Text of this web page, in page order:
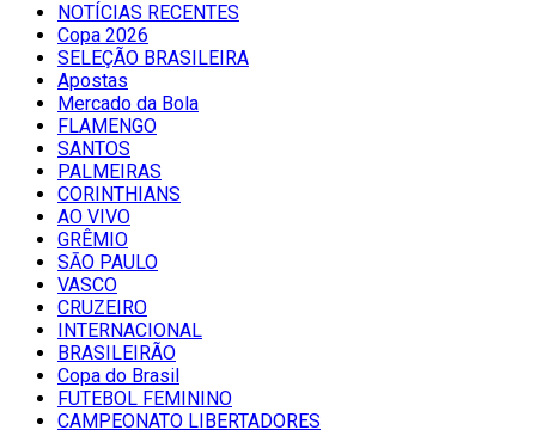
NOTÍCIAS RECENTES
Copa 2026
SELEÇÃO BRASILEIRA
Apostas
Mercado da Bola
FLAMENGO
SANTOS
PALMEIRAS
CORINTHIANS
AO VIVO
GRÊMIO
SĀO PAULO
VASCO
CRUZEIRO
INTERNACIONAL
BRASILEIRÃO
Copa do Brasil
FUTEBOL FEMININO
CAMPEONATO LIBERTADORES